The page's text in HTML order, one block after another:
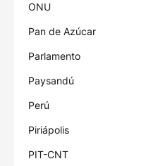
ONU
Pan de Azúcar
Parlamento
Paysandú
Perú
Piriápolis
PIT-CNT